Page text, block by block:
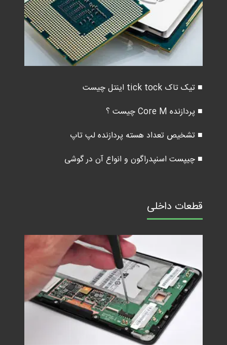
■ تیک تاک tick tock اینتل چیست
■ پردازنده Core M چیست ؟
■ تشخیص تعداد هسته پردازنده لپ تاپ
■ چیپست اسنپدراگون و انواع آن در گوشی
قطعات داخلی